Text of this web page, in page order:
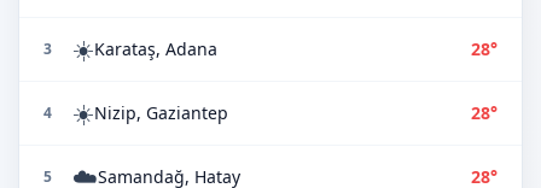
3 ☀️Karataş, Adana 28°
4 ☀️Nizip, Gaziantep 28°
5 ☁️Samandağ, Hatay 28°